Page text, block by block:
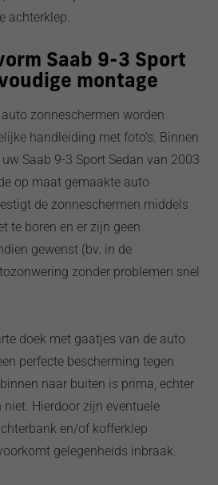
achterklep.
Saab 9-3 Sport
montage
zonneschermen worden
handleiding met foto's. Binnen
Saab 9-3 Sport Sedan van 2003
op maat gemaakte auto
de zonneschermen middels
te boren en er zijn geen
gewenst (bv. in de
zonder problemen snel
doek met gaatjes van de auto
perfecte bescherming tegen
naar buiten is prima, echter
Hierdoor zijn eventuele
en/of kofferklep
gelegenheids inbraak.